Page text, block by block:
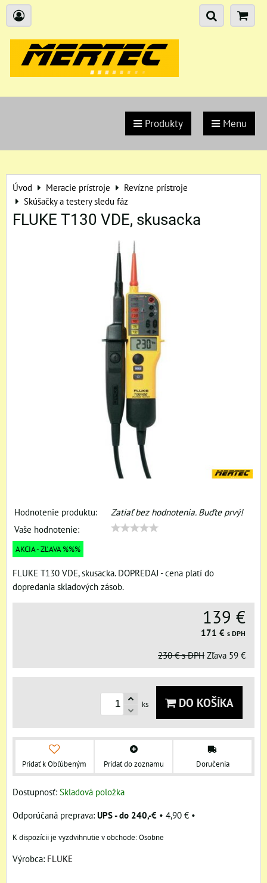
Produkty Menu
Úvod Meracie prístroje
Revízne prístroje
Skúšačky a testery sledu fáz
FLUKE T130 VDE, skusacka
Hodnotenie produktu:
Zatiaľ bez hodnotenia. Buďte prvý!
Vaše hodnotenie:
AKCIA - ZĽAVA %%%
FLUKE T130 VDE, skusacka. DOPREDAJ - cena platí do
dopredania skladových zásob.
139 €
171 € s DPH
230 € s DPH Zľava 59 €
ks DO KOŠÍKA
Pridať k Obľúbeným Pridať do zoznamu Doručenia
Dostupnosť: Skladová položka
UPS - do 240,-€ • 4,90 € •
Osobne
Výrobca: FLUKE